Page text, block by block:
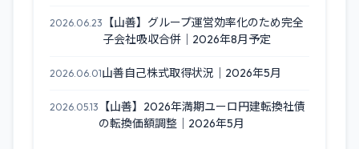
2026.06.23
【山善】グループ運営効率化のため完全
子会社吸収合併｜2026年8月予定
2026.06.01山善自己株式取得状況｜2026年5月
2026.05.13
【山善】2026年満期ユーロ円建転換社債
の転換価額調整｜2026年5月